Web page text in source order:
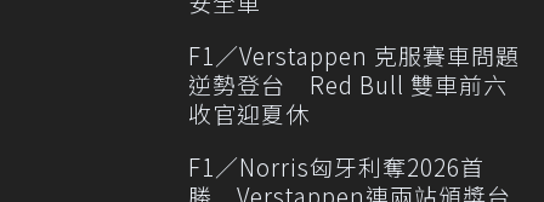
F1／Verstappen 克服賽車問題
逆勢登台 Red Bull 雙車前六
收官迎夏休
F1／Norris匈牙利奪2026首
勝 Verstappen連兩站頒獎台